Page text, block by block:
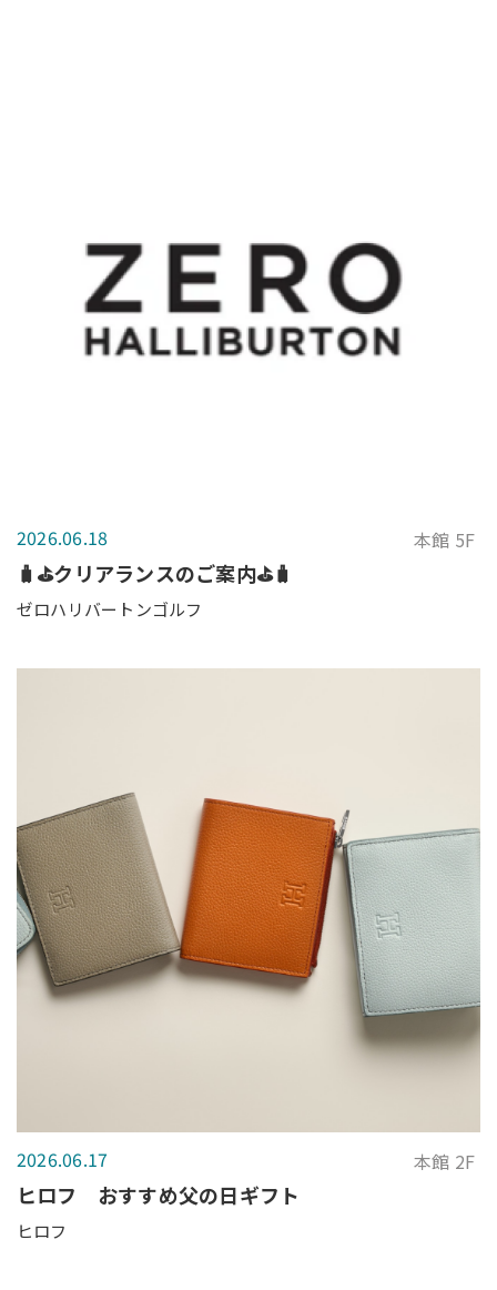
2026.06.18 本館 5F
🧳⛳クリアランスのご案内⛳🧳
ゼロハリバートンゴルフ
2026.06.17 本館 2F
ヒロフ おすすめ父の日ギフト
ヒロフ